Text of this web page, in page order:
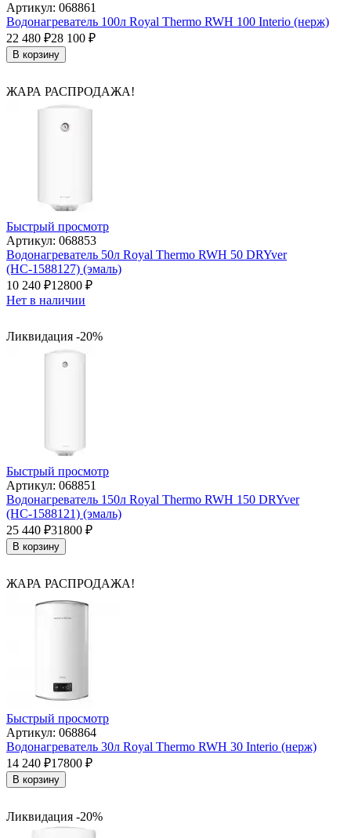
Артикул: 068861
Водонагреватель 100л Royal Thermo RWH 100 Interio (нерж)
22 480 ₽28 100 ₽
В корзину
ЖАРА РАСПРОДАЖА!
Быстрый просмотр
Артикул: 068853
Водонагреватель 50л Royal Thermo RWH 50 DRYver
(НС-1588127) (эмаль)
10 240 ₽12800 ₽
Нет в наличии
Ликвидация -20%
Быстрый просмотр
Артикул: 068851
Водонагреватель 150л Royal Thermo RWH 150 DRYver
(НС-1588121) (эмаль)
25 440 ₽31800 ₽
В корзину
ЖАРА РАСПРОДАЖА!
Быстрый просмотр
Артикул: 068864
Водонагреватель 30л Royal Thermo RWH 30 Interio (нерж)
14 240 ₽17800 ₽
В корзину
Ликвидация -20%